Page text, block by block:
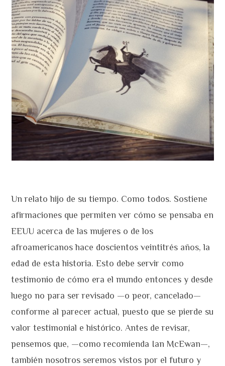
Un relato hijo de su tiempo. Como todos. Sostiene
afirmaciones que permiten ver cómo se pensaba en
EEUU acerca de las mujeres o de los
afroamericanos hace doscientos veintitrés años, la
edad de esta historia. Esto debe servir como
testimonio de cómo era el mundo entonces y desde
luego no para ser revisado —o peor, cancelado—
conforme al parecer actual, puesto que se pierde su
valor testimonial e histórico. Antes de revisar,
pensemos que, —como recomienda Ian McEwan—,
también nosotros seremos vistos por el futuro y